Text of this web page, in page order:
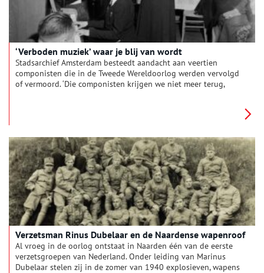
‘Verboden muziek’ waar je blij van wordt
Stadsarchief Amsterdam besteedt aandacht aan veertien
componisten die in de Tweede Wereldoorlog werden vervolgd
of vermoord. ‘Die componisten krijgen we niet meer terug,
Verzetsman Rinus Dubelaar en de Naardense wapenroof
Al vroeg in de oorlog ontstaat in Naarden één van de eerste
verzetsgroepen van Nederland. Onder leiding van Marinus
Dubelaar stelen zij in de zomer van 1940 explosieven, wapens